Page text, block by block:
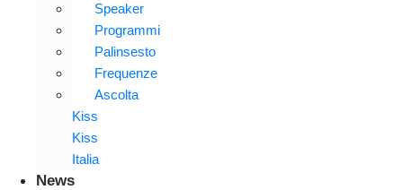
Speaker
Programmi
Palinsesto
Frequenze
Ascolta
Kiss
Kiss
Italia
News